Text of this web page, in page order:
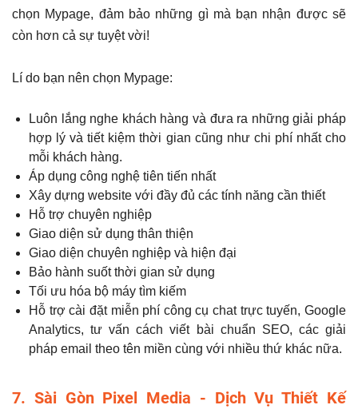
chọn Mypage, đảm bảo những gì mà bạn nhận được sẽ
còn hơn cả sự tuyệt vời!
Lí do bạn nên chọn Mypage:
Luôn lắng nghe khách hàng và đưa ra những giải pháp
hợp lý và tiết kiệm thời gian cũng như chi phí nhất cho
mỗi khách hàng.
Áp dụng công nghệ tiên tiến nhất
Xây dựng website với đầy đủ các tính năng cần thiết
Hỗ trợ chuyên nghiệp
Giao diện sử dụng thân thiện
Giao diện chuyên nghiệp và hiện đại
Bảo hành suốt thời gian sử dụng
Tối ưu hóa bộ máy tìm kiếm
Hỗ trợ cài đặt miễn phí công cụ chat trực tuyến, Google
Analytics, tư vấn cách viết bài chuẩn SEO, các giải
pháp email theo tên miền cùng với nhiều thứ khác nữa.
7. Sài Gòn Pixel Media - Dịch Vụ Thiết Kế